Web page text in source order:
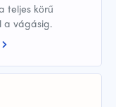
teljes körű
a vágásig.